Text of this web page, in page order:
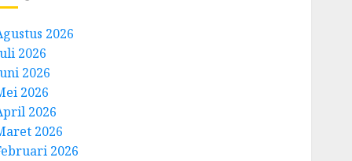
2026
2026
2026
2026
2026
2026
2026